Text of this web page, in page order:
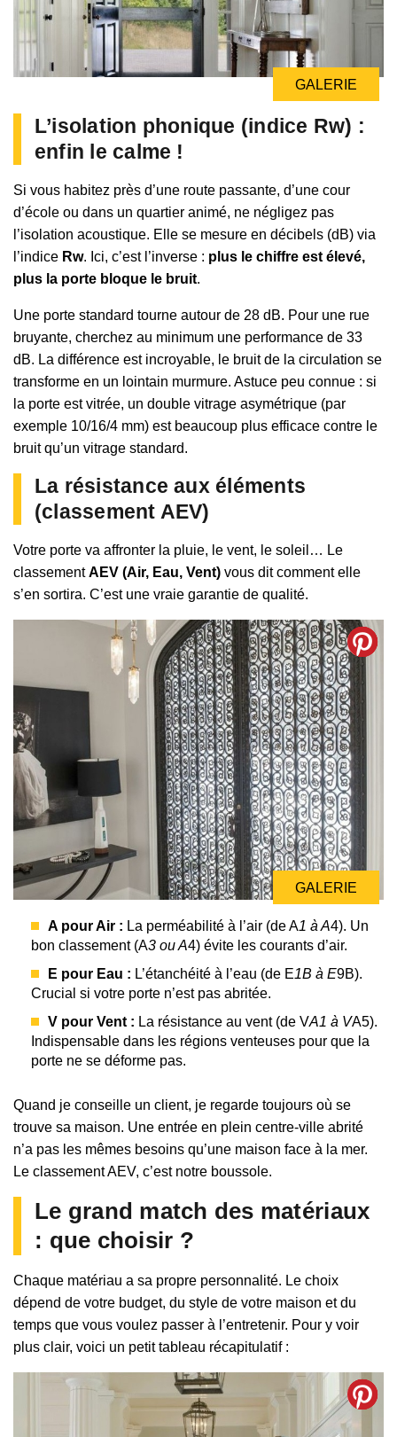
GALERIE
GALERIE
GALERIE
L’isolation phonique (indice Rw) :
enfin le calme !
Si vous habitez près d’une route passante, d’une cour
d’école ou dans un quartier animé, ne négligez pas
l’isolation acoustique. Elle se mesure en décibels (dB) via
l’indice Rw. Ici, c’est l’inverse : plus le chiffre est élevé,
plus la porte bloque le bruit.
Une porte standard tourne autour de 28 dB. Pour une rue
bruyante, cherchez au minimum une performance de 33
dB. La différence est incroyable, le bruit de la circulation se
transforme en un lointain murmure. Astuce peu connue : si
la porte est vitrée, un double vitrage asymétrique (par
exemple 10/16/4 mm) est beaucoup plus efficace contre le
bruit qu’un vitrage standard.
La résistance aux éléments
(classement AEV)
Votre porte va affronter la pluie, le vent, le soleil… Le
classementAEV (Air, Eau, Vent) vous dit comment elle
s’en sortira. C’est une vraie garantie de qualité.
GALERIE
GALERIE
GALERIE
A pour Air : La perméabilité à l’air (de A1 à A4). Un
bon classement (A3 ou A4) évite les courants d’air.
E pour Eau : L’étanchéité à l’eau (de E1B à E9B).
Crucial si votre porte n’est pas abritée.
V pour Vent : La résistance au vent (de VA1 à VA5).
Indispensable dans les régions venteuses pour que la
porte ne se déforme pas.
Quand je conseille un client, je regarde toujours où se
trouve sa maison. Une entrée en plein centre-ville abrité
n’a pas les mêmes besoins qu’une maison face à la mer.
Le classement AEV, c’est notre boussole.
Le grand match des matériaux
: que choisir ?
Chaque matériau a sa propre personnalité. Le choix
dépend de votre budget, du style de votre maison et du
temps que vous voulez passer à l’entretenir. Pour y voir
plus clair, voici un petit tableau récapitulatif :